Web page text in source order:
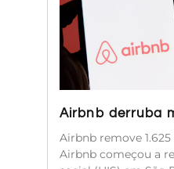
Airbnb derruba
Airbnb remove
Airbnb começou a